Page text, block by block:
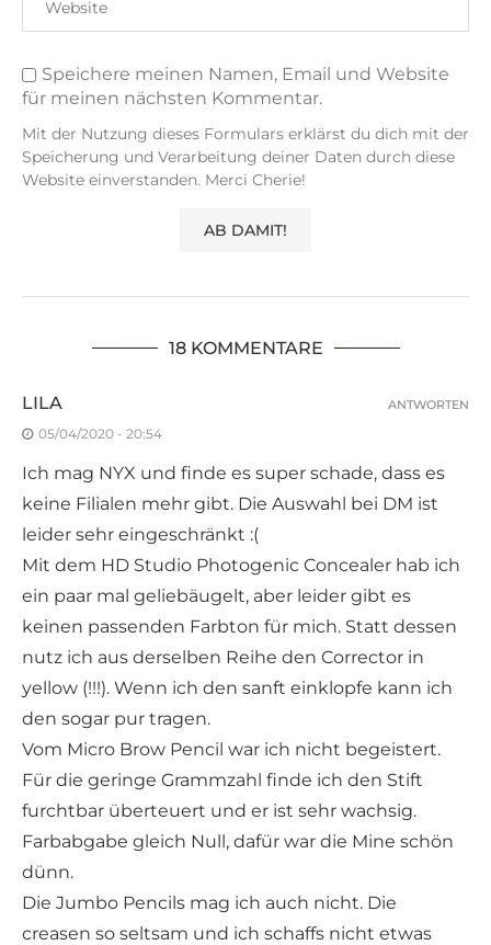
Speichere meinen Namen, Email und Website
für meinen nächsten Kommentar.
Mit der Nutzung dieses Formulars erklärst du dich mit der
Speicherung und Verarbeitung deiner Daten durch diese
Website einverstanden. Merci Cherie!
18 KOMMENTARE
LILA
05/04/2020 - 20:54
Ich mag NYX und finde es super schade, dass es
keine Filialen mehr gibt. Die Auswahl bei DM ist
leider sehr eingeschränkt :(
Mit dem HD Studio Photogenic Concealer hab ich
ein paar mal geliebäugelt, aber leider gibt es
keinen passenden Farbton für mich. Statt dessen
nutz ich aus derselben Reihe den Corrector in
yellow (!!!). Wenn ich den sanft einklopfe kann ich
den sogar pur tragen.
Vom Micro Brow Pencil war ich nicht begeistert.
Für die geringe Grammzahl finde ich den Stift
furchtbar überteuert und er ist sehr wachsig.
Farbabgabe gleich Null, dafür war die Mine schön
dünn.
Die Jumbo Pencils mag ich auch nicht. Die
creasen so seltsam und ich schaffs nicht etwas
ANTWORTEN